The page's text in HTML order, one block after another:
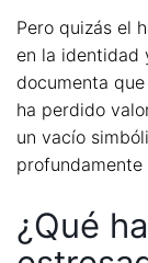
Pero quizás el
en la identidad
documenta
ha perdido
un vacío
¿Qué